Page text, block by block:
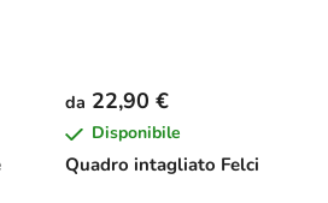
Quadro intagliato Felci
da 22,90 €
Disponibile